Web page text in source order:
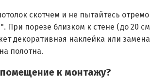
скотчем и не пытайтесь
При порезе близком к стене (до 20
декоративная наклейка или
полотна.
помещение к монтажу?